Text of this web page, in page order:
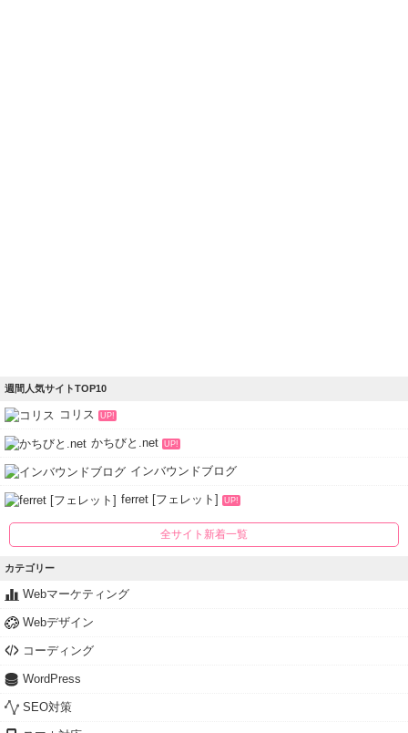
週間人気サイトTOP10
コリス UP!
かちびと.net UP!
インバウンドブログ
ferret [フェレット] UP!
全サイト新着一覧
カテゴリー
Webマーケティング
Webデザイン
コーディング
WordPress
SEO対策